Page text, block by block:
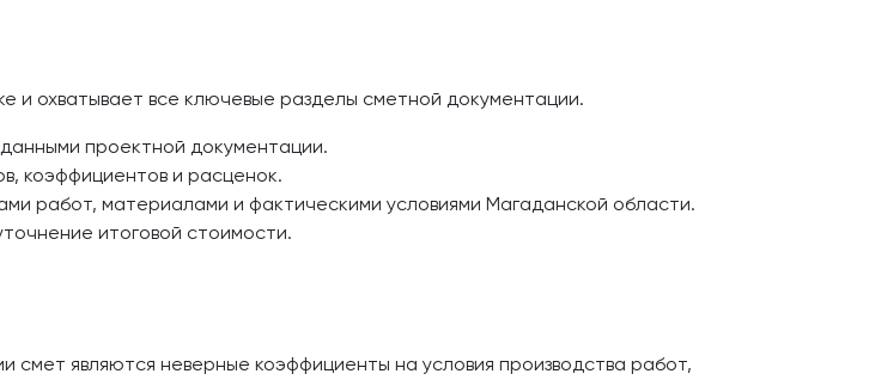
и охватывает все ключевые разделы сметной документации.
проектной документации.
коэффициентов и расценок.
работ, материалами и фактическими условиями Магаданской области.
итоговой стоимости.
являются неверные коэффициенты на условия производства работ,